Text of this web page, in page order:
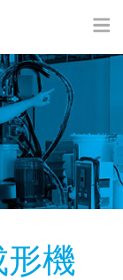
形機